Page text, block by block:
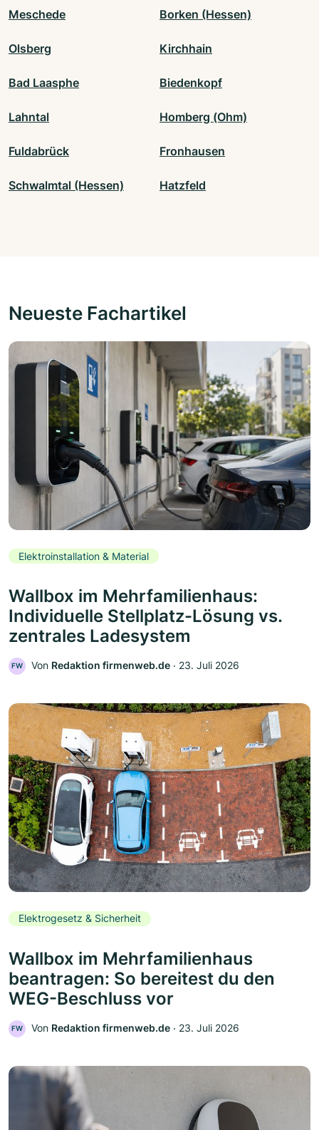
Meschede Borken (Hessen)
Olsberg Kirchhain
Bad Laasphe Biedenkopf
Lahntal Homberg (Ohm)
Fuldabrück Fronhausen
Schwalmtal (Hessen) Hatzfeld
Neueste Fachartikel
Elektroinstallation & Material
Wallbox im Mehrfamilienhaus:
Individuelle Stellplatz-Lösung vs.
zentrales Ladesystem
FW Von Redaktion firmenweb.de ‧ 23. Juli 2026
Elektrogesetz & Sicherheit
Wallbox im Mehrfamilienhaus
beantragen: So bereitest du den
WEG-Beschluss vor
FW Von Redaktion firmenweb.de ‧ 23. Juli 2026